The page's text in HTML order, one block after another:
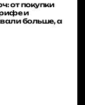
от покупки
и
больше, а